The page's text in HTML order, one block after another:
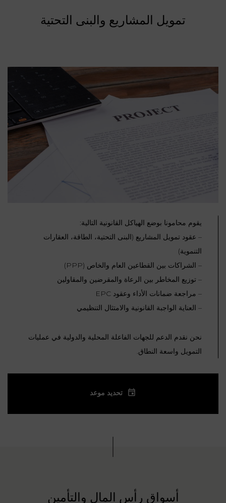
تمويل المشاريع والبنى التحتية
يقوم محامونا بوضع الهياكل القانونية التالية:
– عقود تمويل المشاريع (البنى التحتية، الطاقة، العقارات
التنموية)
– الشراكات بين القطاعين العام والخاص (PPP)
– توزيع المخاطر بين الرعاة والمقرضين والمقاولين
– مراجعة ضمانات الأداء وعقود EPC
– العناية الواجبة القانونية والامتثال التنظيمي
نحن نقدم الدعم للجهات الفاعلة المحلية والدولية في عمليات
التمويل واسعة النطاق.
تحديد موعد
أسواق رأس المال والتأمين